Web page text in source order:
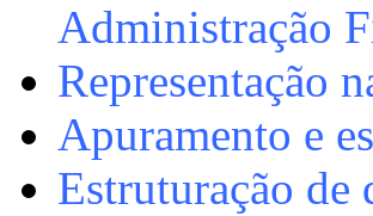
Administração
Representação
Apuramento e
Estruturação de